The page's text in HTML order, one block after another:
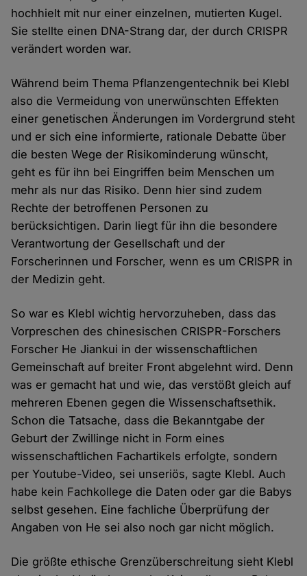
hochhielt mit nur einer einzelnen, mutierten Kugel.
Sie stellte einen DNA-Strang dar, der durch CRISPR
verändert worden war.
Während beim Thema Pflanzengentechnik bei Klebl
also die Vermeidung von unerwünschten Effekten
einer genetischen Änderungen im Vordergrund steht
und er sich eine informierte, rationale Debatte über
die besten Wege der Risikominderung wünscht,
geht es für ihn bei Eingriffen beim Menschen um
mehr als nur das Risiko. Denn hier sind zudem
Rechte der betroffenen Personen zu
berücksichtigen. Darin liegt für ihn die besondere
Verantwortung der Gesellschaft und der
Forscherinnen und Forscher, wenn es um CRISPR in
der Medizin geht.
So war es Klebl wichtig hervorzuheben, dass das
Vorpreschen des chinesischen CRISPR-Forschers
Forscher He Jiankui in der wissenschaftlichen
Gemeinschaft auf breiter Front abgelehnt wird. Denn
was er gemacht hat und wie, das verstößt gleich auf
mehreren Ebenen gegen die Wissenschaftsethik.
Schon die Tatsache, dass die Bekanntgabe der
Geburt der Zwillinge nicht in Form eines
wissenschaftlichen Fachartikels erfolgte, sondern
per Youtube-Video, sei unseriös, sagte Klebl. Auch
habe kein Fachkollege die Daten oder gar die Babys
selbst gesehen. Eine fachliche Überprüfung der
Angaben von He sei also noch gar nicht möglich.
Die größte ethische Grenzüberschreitung sieht Klebl